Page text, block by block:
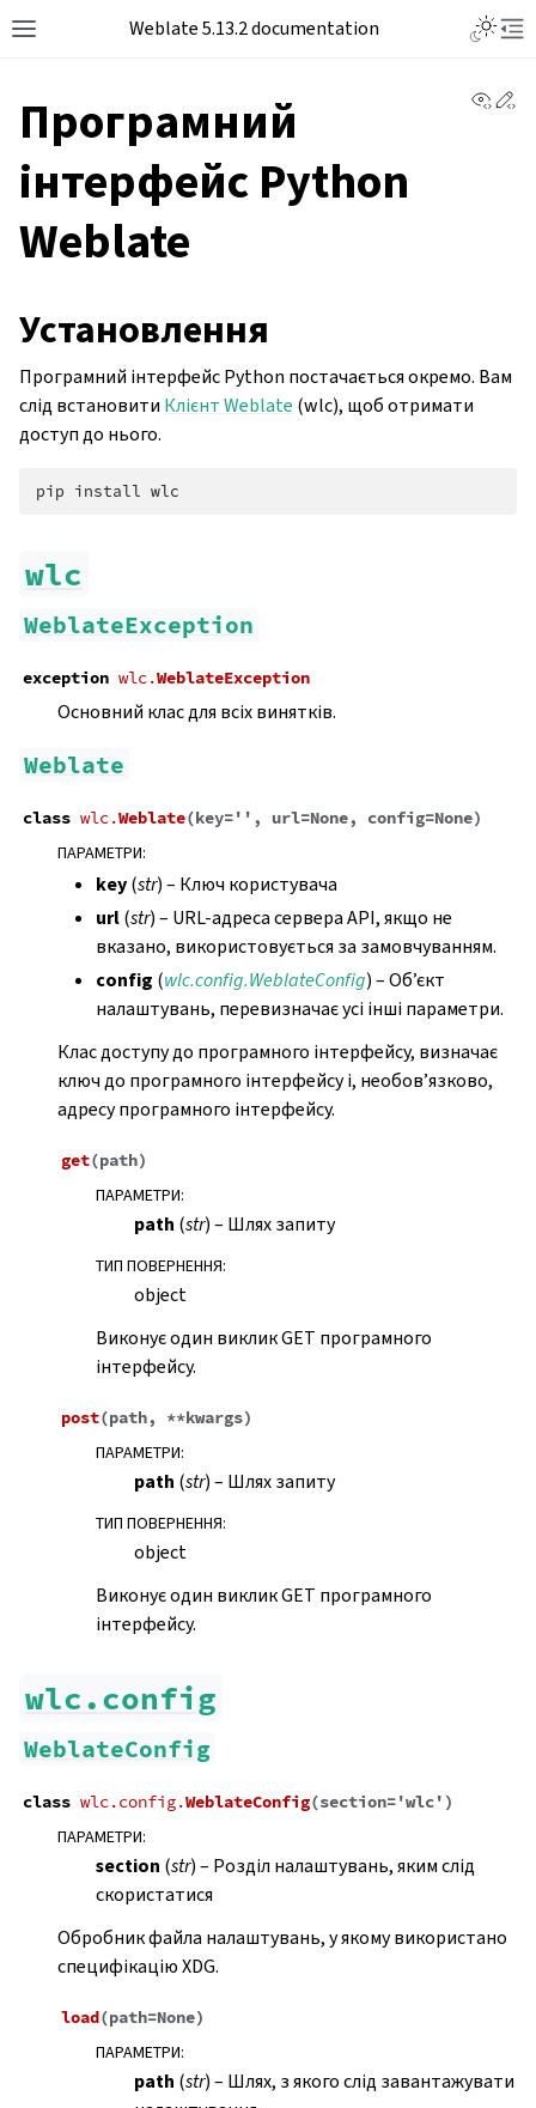
Toggle site navigation sidebar
Weblate 5.13.2 documentation
Програмний
інтерфейс Python
Weblate
Установлення
Програмний інтерфейс Python постачається окремо. Вам
слід встановити Клієнт Weblate (wlc), щоб отримати
доступ до нього.
pip install
wlc
WeblateException
exception wlc.WeblateException
Основний клас для всіх винятків.
Weblate
class wlc.Weblate(key='' , url=None, config=None)
ПАРАМЕТРИ:
key(str) – Ключ користувача
url(str) – URL-адреса сервера API, якщо не
вказано, використовується за замовчуванням.
config (wlc.config.WeblateConfig) – Об’єкт
налаштувань, перевизначає усі інші параметри.
Клас доступу до програмного інтерфейсу, визначає
ключ до програмного інтерфейсу і, необов’язково,
адресу програмного інтерфейсу.
get(path)
ПАРАМЕТРИ:
path (str) – Шлях запиту
ТИП ПОВЕРНЕННЯ:
object
Виконує один виклик GET програмного
інтерфейсу.
post(path, **kwargs)
ПАРАМЕТРИ:
path (str) – Шлях запиту
ТИП ПОВЕРНЕННЯ:
object
Виконує один виклик GET програмного
інтерфейсу.
wlc.config
WeblateConfig
class wlc.config.WeblateConfig(section='wlc' )
ПАРАМЕТРИ:
section (str) – Розділ налаштувань, яким слід
скористатися
Обробник файла налаштувань, у якому використано
специфікацію XDG.
load(path=None)
ПАРАМЕТРИ:
path (str) – Шлях, з якого слід завантажувати